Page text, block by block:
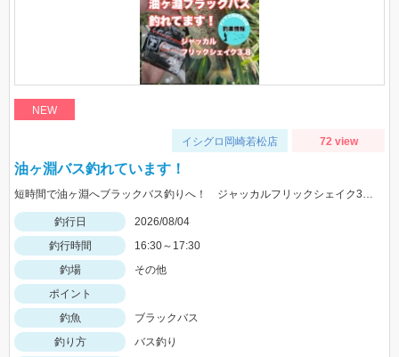
NEW
イシグロ岡崎若松店 72 view
油ヶ淵バス釣れています！
短時間で油ヶ淵へブラックバス釣りへ！ ジャッカルフリックシェイク3.8のノーシンカーワッキーでGET!
釣行日
2026/08/04
釣行時間
16:30～17:30
釣場
その他
ポイント
釣魚
ブラックバス
釣り方
バス釣り